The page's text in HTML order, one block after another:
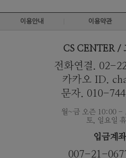
이용안내 이용약관
CS CENTER /
전화연결. 02-
카카오 ID.
문자. 010-
월~금 오즌 10:00 -
토, 일요일
입금계좌
007-21-